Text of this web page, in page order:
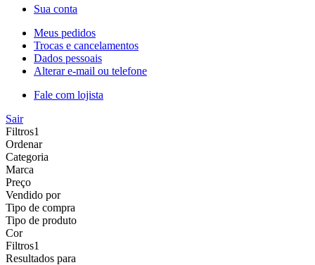
Sua conta
Meus pedidos
Trocas e cancelamentos
Dados pessoais
Alterar e-mail ou telefone
Fale com lojista
Sair
Filtros1
Ordenar
Categoria
Marca
Preço
Vendido por
Tipo de compra
Tipo de produto
Cor
Filtros1
Resultados para